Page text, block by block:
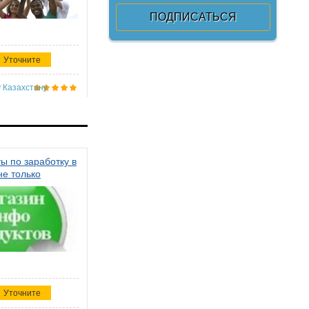
Уточните
Казахстану
по заработку в
только
Уточните